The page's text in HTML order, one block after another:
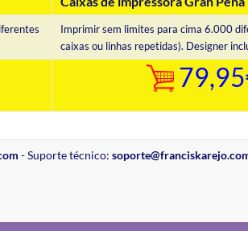
Imprimir sem limites para cima 6.000
caixas ou linhas repetidas). Designer
- Suporte técnico: